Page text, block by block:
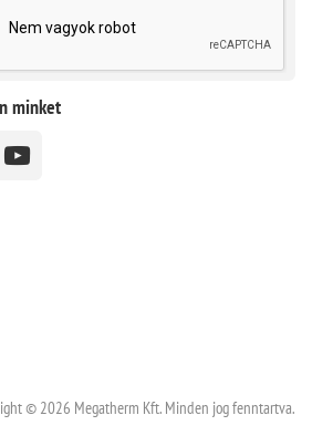
minket
© 2026 Megatherm Kft. Minden jog fenntartva.